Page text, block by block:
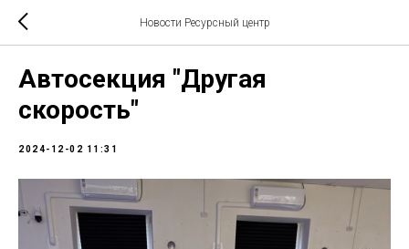
Новости Ресурсный центр
Автосекция "Другая
скорость"
2024-12-02 11:31